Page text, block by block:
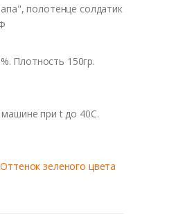
полотенце солдатик
Плотность 150гр.
машине при t до 40С.
Оттенок зеленого цвета